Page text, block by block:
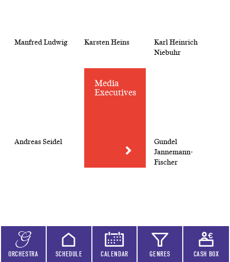
ORCHESTRA SCHEDULE CALENDAR GENRES CASH BOX
Manfred Ludwig Karsten Heins
Karl Heinrich
Niebuhr
Andreas Seidel
Media
Executives
Gundel
Jannemann-
Fischer
Jonathan Müller Regine Korneli Ralf Götz